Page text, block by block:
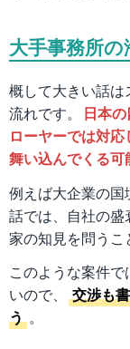
大手事務所の
概して大きい話
流れです。
日本
ローヤーでは対
舞い込んでくる可
例えば大企業の
話では、自社の
家の知見を問うこ
このような案件
いので、
交渉も
う 。